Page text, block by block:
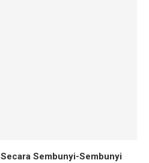
Dakwah Rasulullah ﷺ Secara Sembunyi-Sembunyi